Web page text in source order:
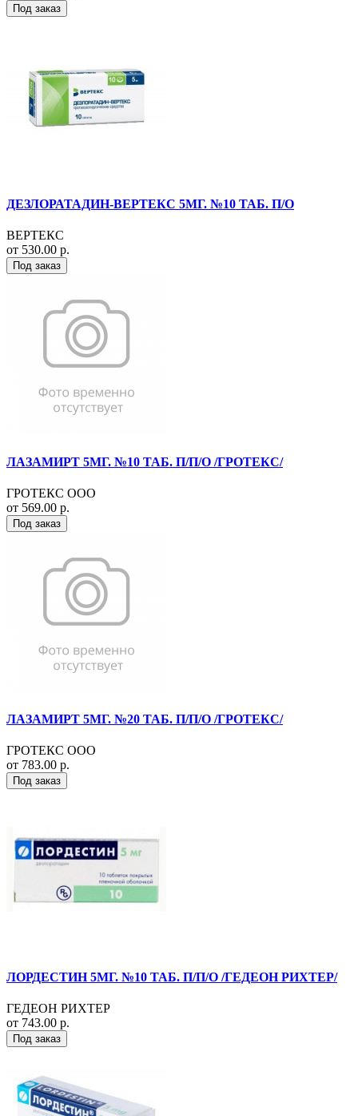
Под заказ
ДЕЗЛОРАТАДИН-ВЕРТЕКС 5МГ. №10 ТАБ. П/О
ВЕРТЕКС
от 530.00 р.
Под заказ
ЛАЗАМИРТ 5МГ. №10 ТАБ. П/П/О /ГРОТЕКС/
ГРОТЕКС ООО
от 569.00 р.
Под заказ
ЛАЗАМИРТ 5МГ. №20 ТАБ. П/П/О /ГРОТЕКС/
ГРОТЕКС ООО
от 783.00 р.
Под заказ
ЛОРДЕСТИН 5МГ. №10 ТАБ. П/П/О /ГЕДЕОН РИХТЕР/
ГЕДЕОН РИХТЕР
от 743.00 р.
Под заказ